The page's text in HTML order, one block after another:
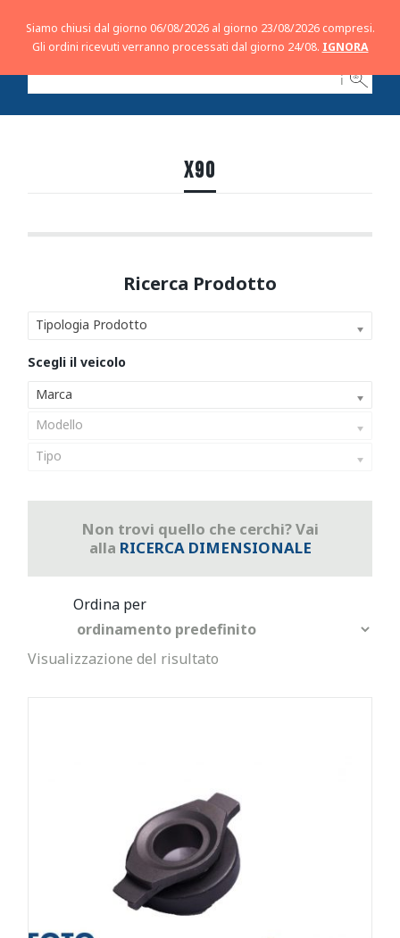
ℹ
X90
Tipologia Prodotto
Marca
Modello
Tipo
Non trovi quello che cerchi? Vai
alla RICERCA DIMENSIONALE
Visualizzazione del risultato
Siamo chiusi dal giorno 06/08/2026 al giorno 23/08/2026 compresi.
Gli ordini ricevuti verranno processati dal giorno 24/08. IGNORA